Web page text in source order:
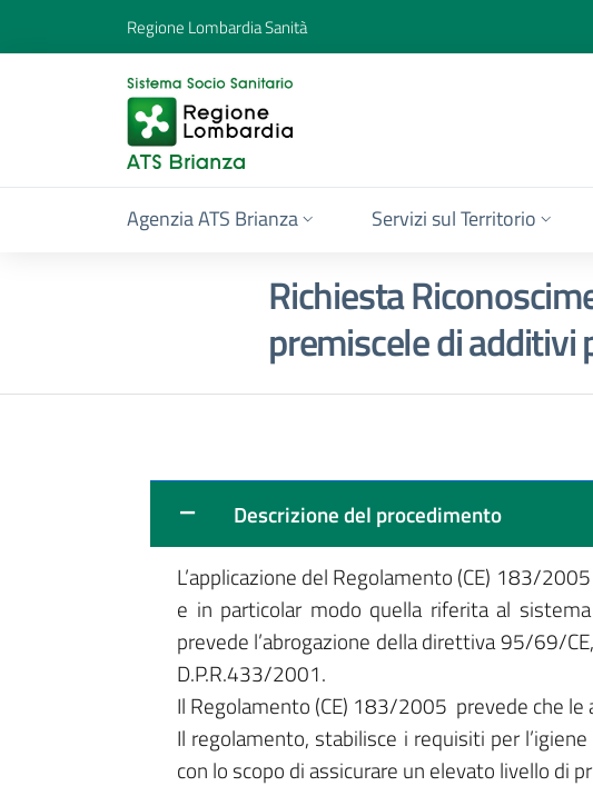
Regione Lombardia Sanità
Agenzia ATS Brianza Servizi sul Territorio
Richiesta
premiscele di additivi
Descrizione del procedimento
L’applicazione del Regolamento (CE) 183/
e in particolar modo quella riferita al
prevede l’abrogazione della direttiva 95/69/
D.P.R.433/2001.
Il Regolamento (CE) 183/2005 prevede che
Il regolamento, stabilisce i requisiti per
con lo scopo di assicurare un elevato livello di